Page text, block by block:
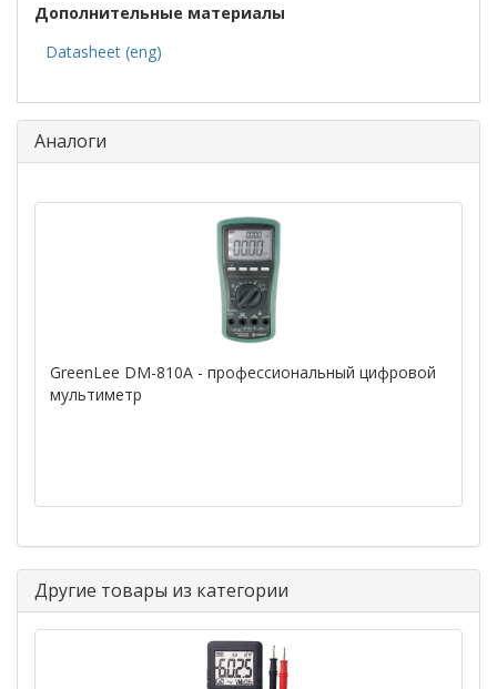
Дополнительные материалы
Datasheet (eng)
Аналоги
GreenLee DM-810A - профессиональный цифровой
мультиметр
Другие товары из категории